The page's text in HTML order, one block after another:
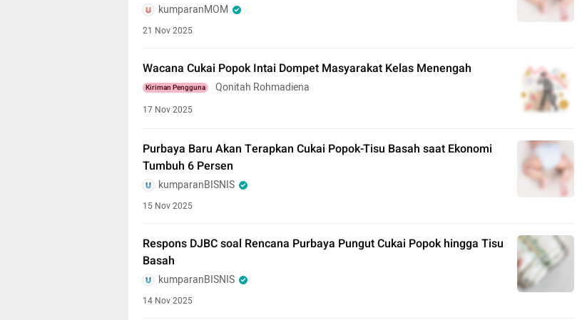
kumparanMOM
21 Nov 2025
Wacana Cukai Popok Intai Dompet Masyarakat Kelas Menengah
Kiriman Pengguna Qonitah Rohmadiena
17 Nov 2025
Purbaya Baru Akan Terapkan Cukai Popok-Tisu Basah saat Ekonomi
Tumbuh 6 Persen
kumparanBISNIS
15 Nov 2025
Respons DJBC soal Rencana Purbaya Pungut Cukai Popok hingga Tisu
Basah
kumparanBISNIS
14 Nov 2025